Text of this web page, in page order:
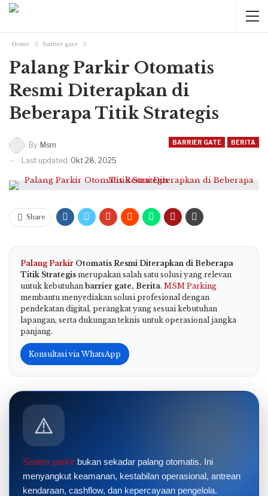
Home barrier gate
Palang Parkir Otomatis
Resmi Diterapkan di
Beberapa Titik Strategis
BARRIER GATE BERITA
By Msm
Last updated Okt 28, 2025
Share
Palang Parkir Otomatis Resmi Diterapkan di Beberapa
Titik Strategis merupakan salah satu solusi yang relevan
untuk kebutuhan barrier gate, Berita. MSM Parking
membantu menyediakan solusi profesional dengan
pendekatan digital, perangkat yang sesuai kebutuhan
lapangan, serta dukungan teknis untuk operasional jangka
panjang.
Konsultasi via WhatsApp
⚠️
Sistem parkir bukan sekadar palang otomatis. Ini
menyangkut keamanan, kestabilan operasional, antrean
kendaraan, cashflow, dan kepercayaan pengelola.